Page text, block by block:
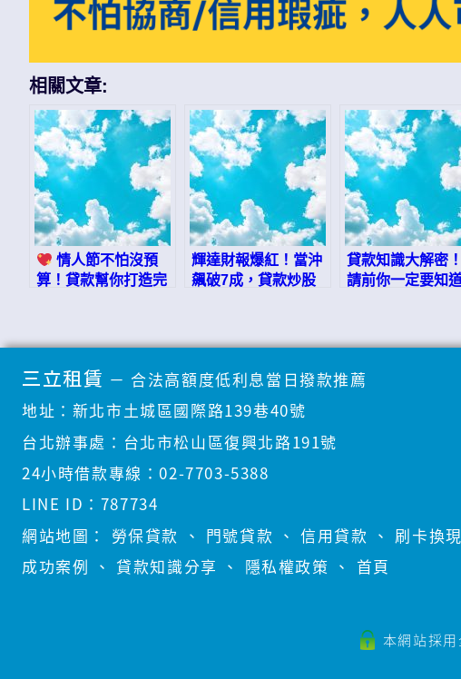
相關文章:
情人節不怕沒預
算！貸款幫你打造完
輝達財報爆紅！當沖
飆破7成，貸款炒股
貸款知識大解密
請前你一定要知
三立租賃 － 合法高額度低利息當日撥款推薦
地址： 新北市土城區國際路139巷40號
台北辦事處： 台北市松山區復興北路191號
24小時借款專線：02-7703-5388
LINE ID： 787734
網站地圖：
勞保貸款 、 門號貸款 、 信用貸款 、 刷卡換現
成功案例 、 貸款知識分享 、 隱私權政策 、 首頁
本網站採